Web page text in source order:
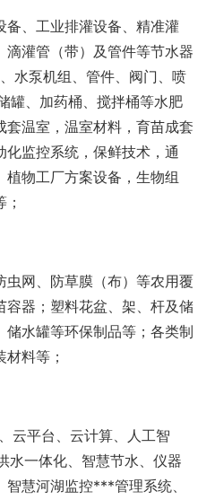
备、工业排灌设备、精准灌
灌管（带）及管件等节水器
水泵机组、管件、阀门、喷
罐、加药桶、搅拌桶等水肥
温室，温室材料，育苗成套
监控系统，保鲜技术，通
植物工厂方案设备，生物组
虫网、防草膜（布）等农用覆
器；塑料花盆、架、杆及储
储水罐等环保制品等；各类制
料等；
云平台、云计算、人工智
一体化、智慧节水、仪器
慧河湖监控***管理系统、